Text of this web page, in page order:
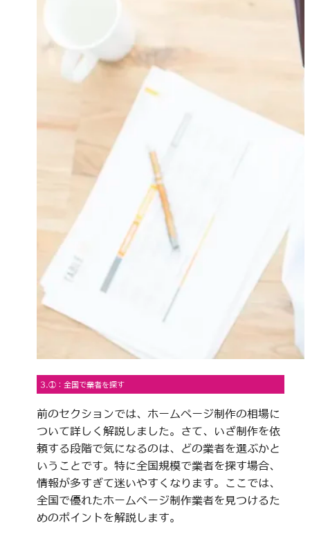
3.①：全国で業者を探す
前のセクションでは、ホームページ制作の相場に
ついて詳しく解説しました。さて、いざ制作を依
頼する段階で気になるのは、どの業者を選ぶかと
いうことです。特に全国規模で業者を探す場合、
情報が多すぎて迷いやすくなります。ここでは、
全国で優れたホームページ制作業者を見つけるた
めのポイントを解説します。